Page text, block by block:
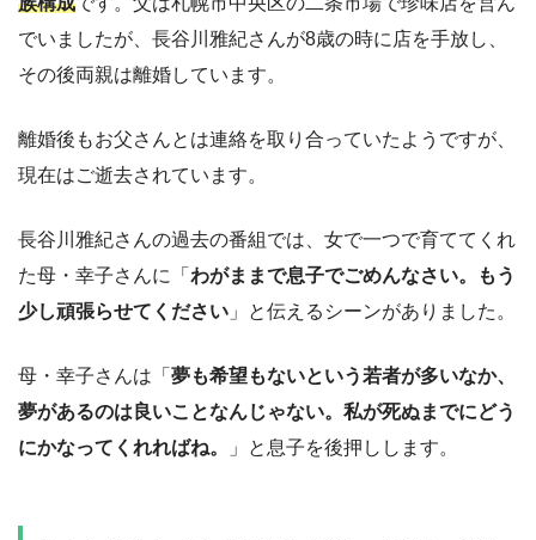
でいましたが、長谷川雅紀さんが8歳の時に店を手放し、
その後両親は離婚しています。
離婚後もお父さんとは連絡を取り合っていたようですが、
現在はご逝去されています。
長谷川雅紀さんの過去の番組では、女で一つで育ててくれ
た母・幸子さんに「 わがままで息子でごめんなさい。もう
少し頑張らせてください 」と伝えるシーンがありました。
母・幸子さんは「 夢も希望もないという若者が多いなか、
夢があるのは良いことなんじゃない。私が死ぬまでにどう
にかなってくれればね。
」と息子を後押しします。